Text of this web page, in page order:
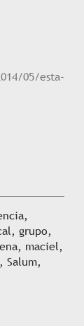
05/esta-
,
, grupo,
, maciel,
, Salum,